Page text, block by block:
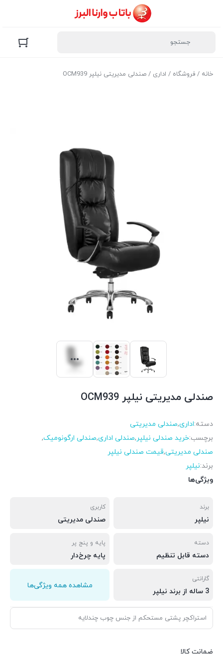
خانه / فروشگاه / اداری / صندلی مدیریتی نیلپر OCM939
صندلی مدیریتی نیلپر OCM939
دسته:اداری,صندلی مدیریتی
برچسب:خرید صندلی نیلپر,صندلی اداری,صندلی ارگونومیک,
صندلی مدیریتی,قیمت صندلی نیلپر
برند:نیلپر
ویژگی‌ها
برند
نیلپر
کاربری
صندلی مدیریتی
دسته
دسته قابل تنظیم
پایه و پنج پر
پایه چرخ‌دار
گارانتی
3 ساله از برند نیلپر
مشاهده همه ویژگی‌ها
استراکچر پشتی مستحکم از جنس چوب چندلایه
ضمانت کالا